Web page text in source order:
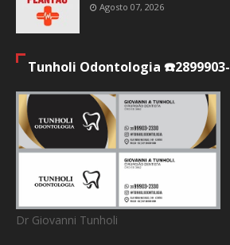
Agosto 07, 2026
Tunholi Odontologia
Dr Giovanni Tunholi